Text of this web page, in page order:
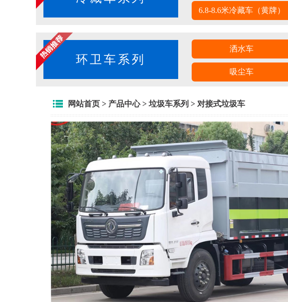
6.8-8.6米冷藏车（黄牌）
环卫车系列
洒水车
吸尘车
网站首页 > 产品中心> 垃圾车系列 > 对接式垃圾车